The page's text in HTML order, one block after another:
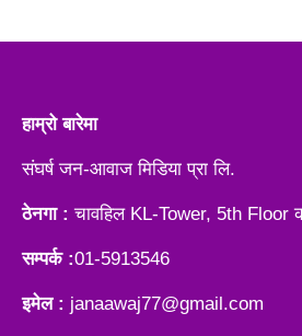
हाम्रो बारेमा
संघर्ष जन-आवाज मिडिया प्रा लि.
ठेनगा : चावहिल KL-Tower, 5th Floor
सम्पर्क :01-5913546
इमेल : janaawaj77@gmail.com